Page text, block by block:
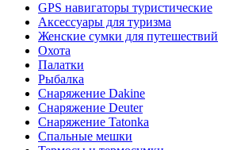
GPS навигаторы туристические
Аксессуары для туризма
Женские сумки для путешествий
Охота
Палатки
Рыбалка
Снаряжение Dakine
Снаряжение Deuter
Снаряжение Tatonka
Спальные мешки